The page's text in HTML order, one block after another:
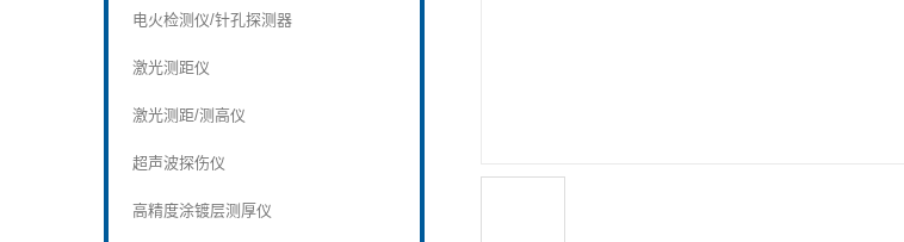
电火检测仪/针孔探测器
激光测距仪
激光测距/测高仪
超声波探伤仪
高精度涂镀层测厚仪